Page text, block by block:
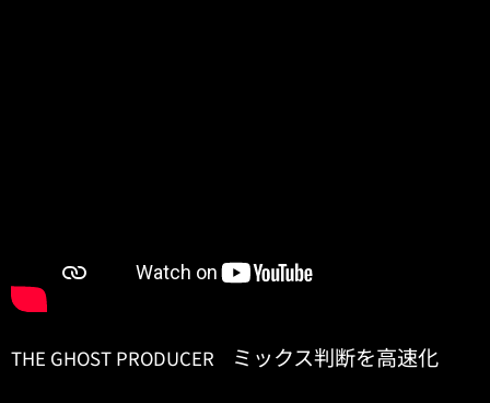
THE GHOST PRODUCER ミックス判断を高速化